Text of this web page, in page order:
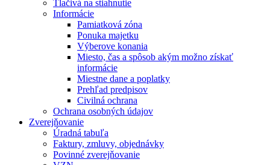
Tlačivá na stiahnutie
Informácie
Pamiatková zóna
Ponuka majetku
Výberove konania
Miesto, čas a spôsob akým možno získať
informácie
Miestne dane a poplatky
Prehľad predpisov
Civilná ochrana
Ochrana osobných údajov
Zverejňovanie
Úradná tabuľa
Faktury, zmluvy, objednávky
Povinné zverejňovanie